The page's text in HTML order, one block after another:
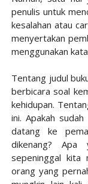
penulis untuk
kesalahan atau
menyertakan
menggunakan
Tentang judul
berbicara soal
kehidupan.
ini. Apakah
datang ke
dikenang?
sepeninggal kita
orang yang